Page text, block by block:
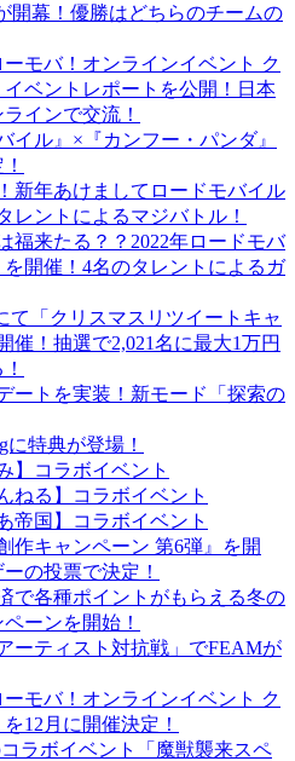
開幕！優勝はどちらのチームの
ーモバ！オンラインイベント ク
ベントレポートを公開！日本
インで交流！
イル』×『カンフー・パンダ』
新年あけましてロードモバイル
レントによるマジバトル！
福来たる？？2022年ロードモバ
開催！4名のタレントによるガ
て「クリスマスリツイートキャ
催！抽選で2,021名に最大1万円
ートを実装！新モード「探索の
に特典が登場！
】コラボイベント
ねる】コラボイベント
帝国】コラボイベント
作キャンペーン 第6弾』を開
の投票で決定！
で各種ポイントがもらえる冬の
ーンを開始！
ーティスト対抗戦」でFEAMが
ーモバ！オンラインイベント ク
12月に開催決定！
コラボイベント「魔獣襲来スペ